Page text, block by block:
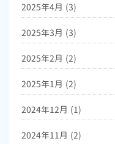
2025年4月 (3)
2025年3月 (3)
2025年2月 (2)
2025年1月 (2)
2024年12月 (1)
2024年11月 (2)